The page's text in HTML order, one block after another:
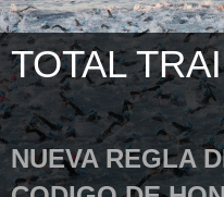
TOTAL
NUEVA REGLA